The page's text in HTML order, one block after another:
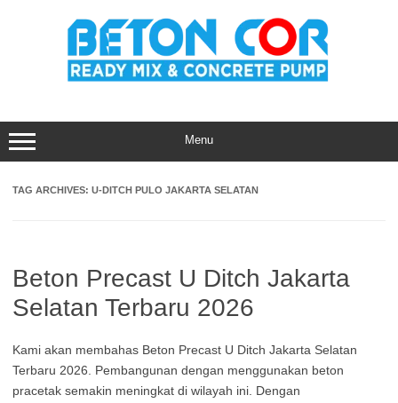
Menu
TAG ARCHIVES: U-DITCH PULO JAKARTA SELATAN
Beton Precast U Ditch Jakarta
Selatan Terbaru 2026
Kami akan membahas Beton Precast U Ditch Jakarta Selatan
Terbaru 2026. Pembangunan dengan menggunakan beton
pracetak semakin meningkat di wilayah ini. Dengan